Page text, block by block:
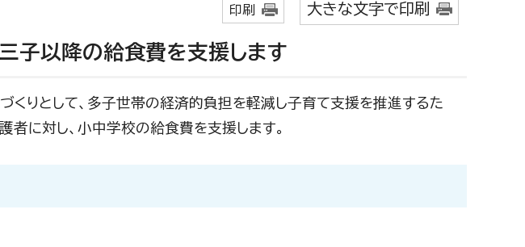
印刷 大きな文字で印刷
子以降の給食費を支援します
くりとして、多子世帯の経済的負担を軽減し子育て支援を推進するた
に対し、小中学校の給食費を支援します。